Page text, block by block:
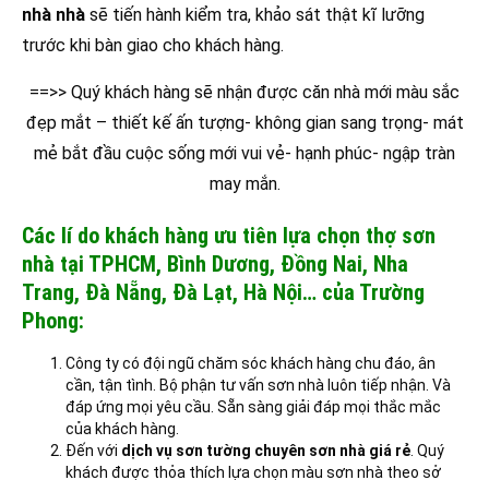
nhà nhà sẽ tiến hành kiểm tra, khảo sát thật kĩ lưỡng
trước khi bàn giao cho khách hàng.
==>> Quý khách hàng sẽ nhận được căn nhà mới màu sắc
đẹp mắt – thiết kế ấn tượng- không gian sang trọng- mát
mẻ bắt đầu cuộc sống mới vui vẻ- hạnh phúc- ngập tràn
may mắn.
Các lí do khách hàng ưu tiên lựa chọn thợ sơn
nhà tại TPHCM, Bình Dương, Đồng Nai, Nha
Trang, Đà Nẵng, Đà Lạt, Hà Nội… của Trường
Phong:
Công ty có đội ngũ chăm sóc khách hàng chu đáo, ân
cần, tận tình. Bộ phận tư vấn sơn nhà luôn tiếp nhận. Và
đáp ứng mọi yêu cầu. Sẵn sàng giải đáp mọi thắc mắc
của khách hàng.
Đến với dịch vụ sơn tường chuyên sơn nhà giá rẻ . Quý
khách được thỏa thích lựa chọn màu sơn nhà theo sở